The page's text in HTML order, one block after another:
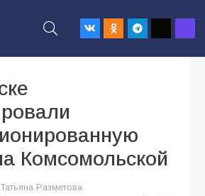
Комсомольской
Татьяна Разметова